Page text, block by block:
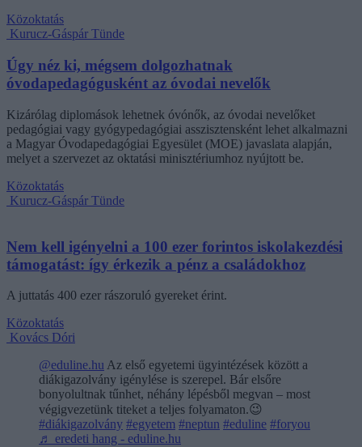
Közoktatás
Kurucz-Gáspár Tünde
Úgy néz ki, mégsem dolgozhatnak
óvodapedagógusként az óvodai nevelők
Kizárólag diplomások lehetnek óvónők, az óvodai nevelőket
pedagógiai vagy gyógypedagógiai asszisztensként lehet alkalmazni
a Magyar Óvodapedagógiai Egyesület (MOE) javaslata alapján,
melyet a szervezet az oktatási minisztériumhoz nyújtott be.
Közoktatás
Kurucz-Gáspár Tünde
Nem kell igényelni a 100 ezer forintos iskolakezdési
támogatást: így érkezik a pénz a családokhoz
A juttatás 400 ezer rászoruló gyereket érint.
Közoktatás
Kovács Dóri
@eduline.hu Az első egyetemi ügyintézések között a
diákigazolvány igénylése is szerepel. Bár elsőre
bonyolultnak tűnhet, néhány lépésből megvan – most
végigvezetünk titeket a teljes folyamaton.😉
#diákigazolvány #egyetem #neptun #eduline #foryou
♬ eredeti hang - eduline.hu